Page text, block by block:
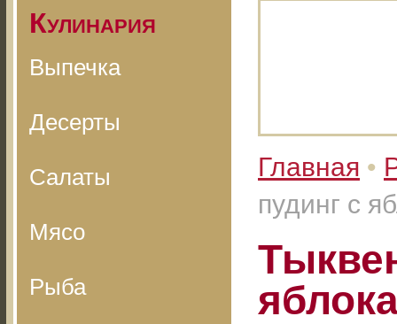
Кулинария
Выпечка
Десерты
Салаты
Мясо
Рыба
Главная •
пудинг с